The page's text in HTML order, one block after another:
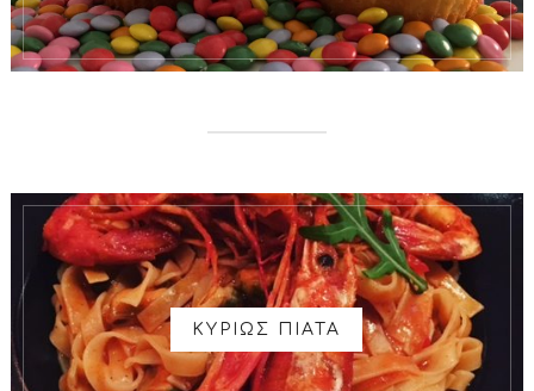
ΚΥΡΙΩΣ ΠΙΑΤΑ